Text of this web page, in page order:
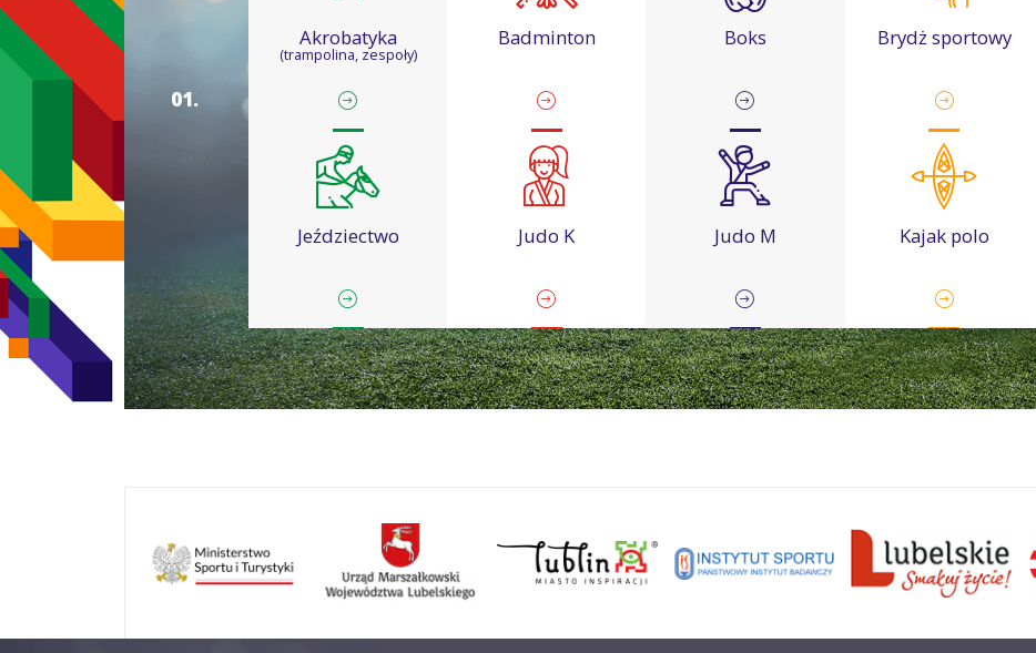
01.
Akrobatyka
(trampolina, zespoły)
Badminton Boks Brydż sportowy
Jeździectwo Judo K Judo M Kajak polo
Kolarstwo Koszykówka Lekka atletyka Łucznictwo